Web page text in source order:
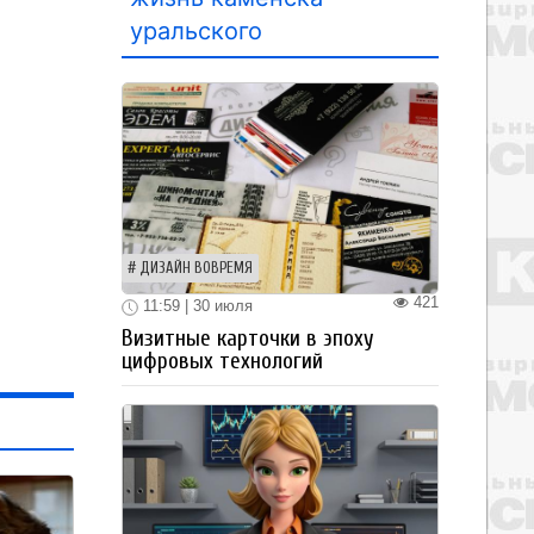
уральского
ДИЗАЙН ВОВРЕМЯ
421
11:59 | 30 июля
Визитные карточки в эпоху
цифровых технологий